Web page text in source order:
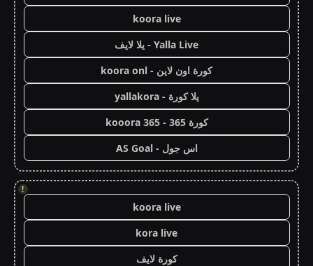
koora live
Yalla Live - يلا لايف
كورة اون لاين - koora onl
يلا كورة - yallakora
كورة 365 - kooora 365
اس جول - AS Goal
!
koora live
kora live
كورة لايف